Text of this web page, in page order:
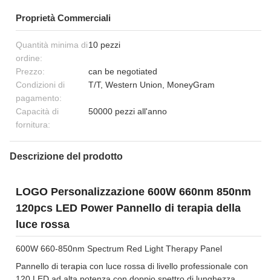
Proprietà Commerciali
Quantità minima di
ordine:
10 pezzi
Prezzo:
can be negotiated
Condizioni di
pagamento:
T/T, Western Union, MoneyGram
Capacità di
fornitura:
50000 pezzi all'anno
Descrizione del prodotto
LOGO Personalizzazione 600W 660nm 850nm
120pcs LED Power Pannello di terapia della
luce rossa
600W 660-850nm Spectrum Red Light Therapy Panel
Pannello di terapia con luce rossa di livello professionale con